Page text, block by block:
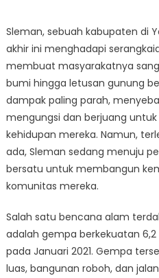
Sleman, sebuah kabupaten di
akhir ini menghadapi
membuat masyarakatnya
bumi hingga letusan gunung
dampak paling parah,
mengungsi dan berjuang
kehidupan mereka. Namun,
ada, Sleman sedang menuju
bersatu untuk membangun
komunitas mereka.
Salah satu bencana alam
adalah gempa berkekuatan
pada Januari 2021. Gempa
luas, bangunan roboh, dan